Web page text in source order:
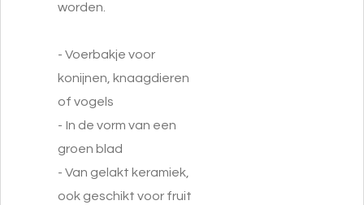
worden.
- Voerbakje voor
konijnen, knaagdieren
of vogels
- In de vorm van een
groen blad
- Van gelakt keramiek,
ook geschikt voor fruit